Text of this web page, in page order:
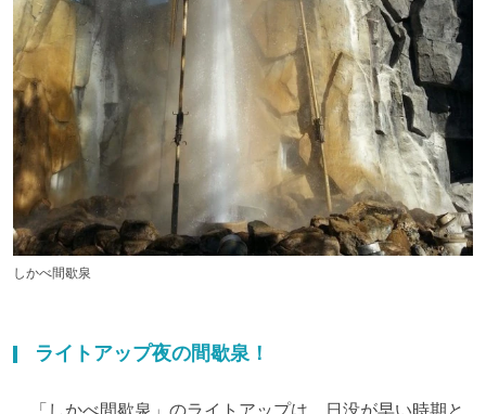
しかべ間歇泉
ライトアップ夜の間歇泉！